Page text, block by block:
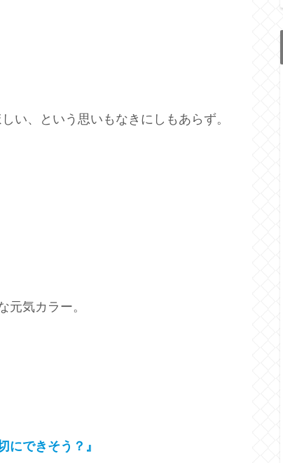
い、という思いもなきにしもあらず。
元気カラー。
にできそう？』